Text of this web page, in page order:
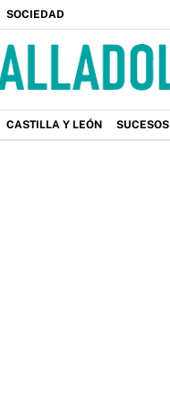
SOCIEDAD
CASTILLA Y LEÓN SUCESOS